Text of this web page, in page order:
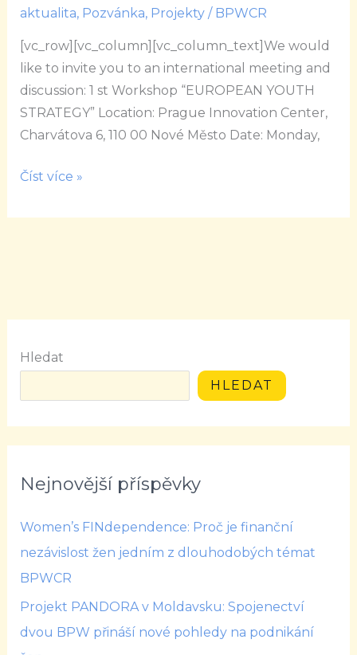
aktualita, Pozvánka, Projekty/ BPWCR
[vc_row][vc_column][vc_column_text]We would
like to invite you to an international meeting and
discussion: 1 st Workshop “EUROPEAN YOUTH
STRATEGY” Location: Prague Innovation Center,
Charvátova 6, 110 00 Nové Město Date: Monday,
Pandemic:
New
participation
Číst více »
Hledat
HLEDAT
Nejnovější příspěvky
Women’s FINdependence: Proč je finanční
nezávislost žen jedním z dlouhodobých témat
BPWCR
Projekt PANDORA v Moldavsku: Spojenectví
dvou BPW přináší nové pohledy na podnikání